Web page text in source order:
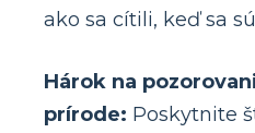
ako sa cítili, keď sa
Hárok na
prírode: Poskytnite